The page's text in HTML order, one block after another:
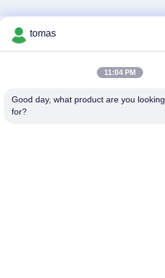
Telefoon
tomas
11:04 PM
Good day, what product are you looking
for?